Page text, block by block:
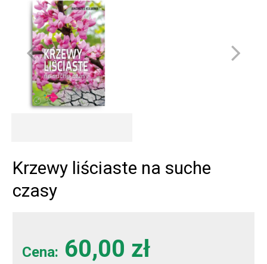
Krzewy liściaste na suche
czasy
Cena: 60,00 zł